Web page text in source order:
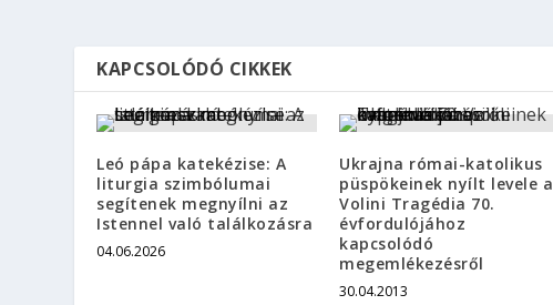
KAPCSOLÓDÓ CIKKEK
Leó pápa katekézise: A
liturgia szimbólumai
segítenek megnyílni az
Istennel való találkozásra
04.06.2026
Ukrajna római-katolikus
püspökeinek nyílt levele a
Volini Tragédia 70.
évfordulójához
kapcsolódó
megemlékezésről
30.04.2013